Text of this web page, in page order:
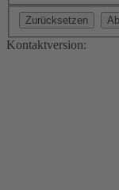
Kontaktversion: